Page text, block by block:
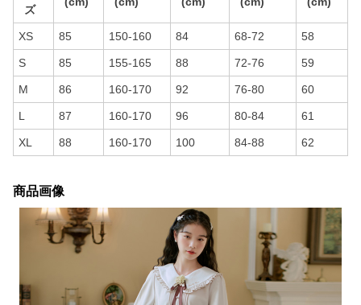
ズ
XS 85 150-160 84 68-72 58
S 85 155-165 88 72-76 59
M 86 160-170 92 76-80 60
L 87 160-170 96 80-84 61
XL 88 160-170 100 84-88 62
商品画像